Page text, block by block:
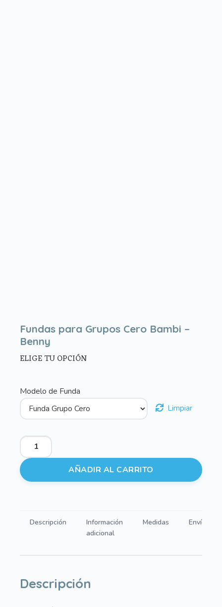
Fundas para Grupos Cero Bambi –
Benny
ELIGE TU OPCIÓN
Modelo de Funda
Limpiar
Fundas
para
Grupos
Cero
cantidad
AÑADIR AL CARRITO
Descripción
Información
adicional
Medidas Envíos
Descripción